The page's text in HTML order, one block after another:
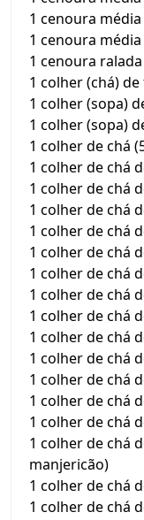
1 cenoura
1 cenoura
1 cenoura ralada
1 colher (chá)
1 colher (sopa)
1 colher (sopa)
1 colher de chá
1 colher de chá
1 colher de chá
1 colher de chá
1 colher de chá
1 colher de chá
1 colher de chá
1 colher de chá
1 colher de chá
1 colher de chá
1 colher de chá
1 colher de chá
1 colher de chá
1 colher de chá
1 colher de chá
manjericão)
1 colher de chá
1 colher de chá